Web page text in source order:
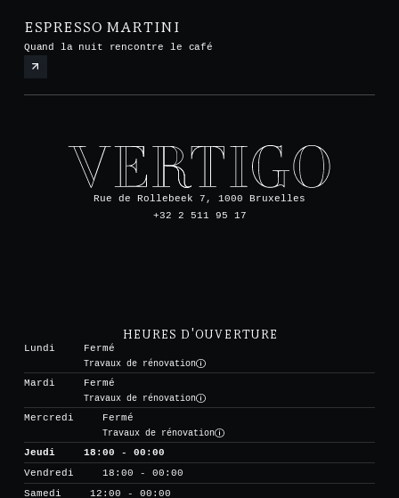
ESPRESSO MARTINI
Quand la nuit rencontre le café
Rue de Rollebeek 7, 1000 Bruxelles
+32 2 511 95 17
HEURES D'OUVERTURE
Lundi
Fermé
Travaux de rénovation
Mardi
Fermé
Travaux de rénovation
Mercredi
Fermé
Travaux de rénovation
Jeudi
18:00 - 00:00
Vendredi
18:00 - 00:00
Samedi
12:00 - 00:00